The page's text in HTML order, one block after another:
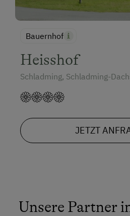
Bauernhof
Heisshof
Schladming, Schladming-
JETZT
Unsere Partner